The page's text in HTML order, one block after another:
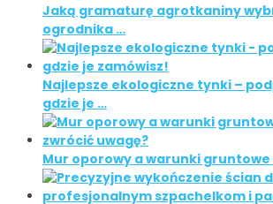
Jaką gramaturę agrotkaniny
ogrodnika …
Najlepsze ekologiczne tynki –
gdzie je …
Mur oporowy a warunki gruntowe